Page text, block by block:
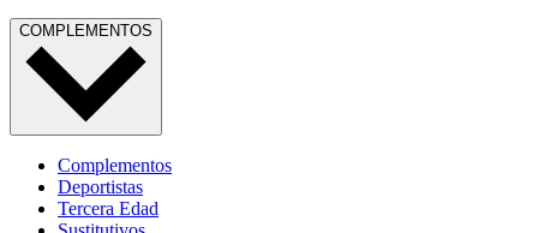
COMPLEMENTOS
Complementos
Deportistas
Tercera Edad